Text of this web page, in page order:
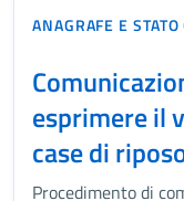
ANAGRAFE E
esprimere il
case di
Procedimento di